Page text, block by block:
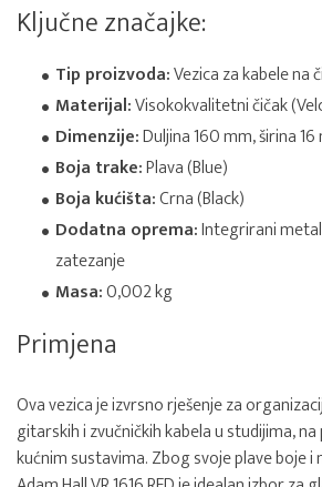
Ključne značajke:
Tip proizvoda:Vezica za kabele na
Materijal:Visokokvalitetni čičak
Dimenzije:Duljina 160 mm, širina
Boja trake:Plava (Blue)
Boja kućišta:Crna (Black)
Dodatna oprema:Integrirani
zatezanje
Masa:0,002 kg
Primjena
Ova vezica je izvrsno rješenje za
gitarskih i zvučničkih kabela u studijima,
kućnim sustavima. Zbog svoje plave boje